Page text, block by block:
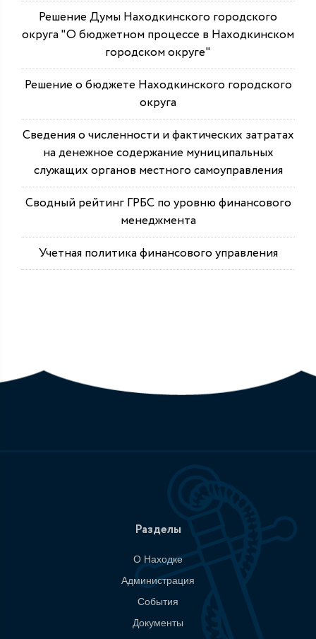
Решение Думы Находкинского городского
округа "О бюджетном процессе в Находкинском
городском округе"
Решение о бюджете Находкинского городского
округа
Сведения о численности и фактических затратах
на денежное содержание муниципальных
служащих органов местного самоуправления
Сводный рейтинг ГРБС по уровню финансового
менеджмента
Учетная политика финансового управления
Разделы
О Находке
Администрация
События
Документы